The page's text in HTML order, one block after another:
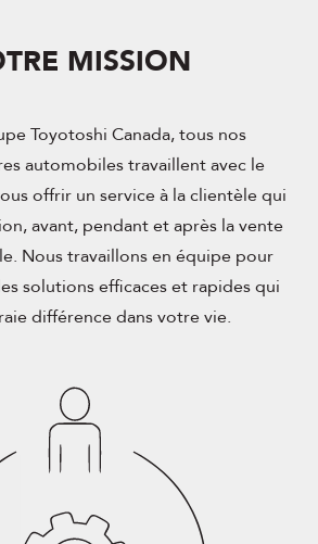
MISSION
Toyotoshi Canada, tous nos
automobiles travaillent avec le
offrir un service à la clientèle qui
avant, pendant et après la vente
Nous travaillons en équipe pour
solutions efficaces et rapides qui
différence dans votre vie.